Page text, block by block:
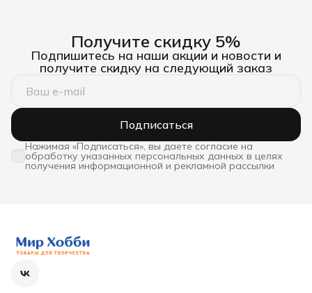
Получите скидку 5%
Подпишитесь на наши акции и новости и
получите скидку на следующий заказ
Подписаться
Нажимая «Подписаться», вы даете согласие на
обработку указанных персональных данных в целях
получения информационной и рекламной рассылки